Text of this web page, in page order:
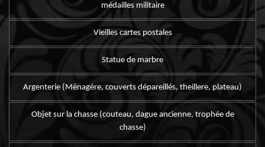
médailles militaire
Vieilles cartes postales
Statue de marbre
Argenterie (Ménagère, couverts dépareillés, theillere, plateau)
Objet sur la chasse (couteau, dague ancienne, trophée de
chasse)